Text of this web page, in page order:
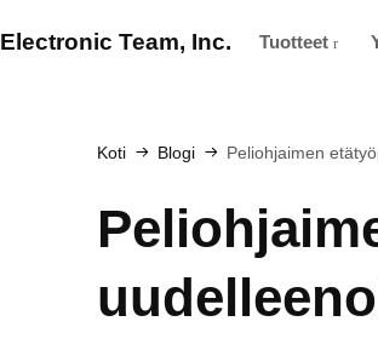
Electronic Team, Inc. Tuotteet
Koti Blogi Peliohjaimen